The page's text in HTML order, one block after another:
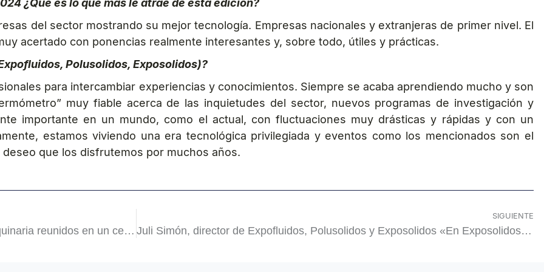
¿Qué es lo que más le atrae de esta edición?
del sector mostrando su mejor tecnología. Empresas nacionales y extranjeras de primer nivel. El
acertado con ponencias realmente interesantes y, sobre todo, útiles y prácticas.
Polusolidos, Exposolidos)?
para intercambiar experiencias y conocimientos. Siempre se acaba aprendiendo mucho y son
muy fiable acerca de las inquietudes del sector, nuevos programas de investigación y
importante en un mundo, como el actual, con fluctuaciones muy drásticas y rápidas y con un
estamos viviendo una era tecnológica privilegiada y eventos como los mencionados son el
que los disfrutemos por muchos años.
Las últimas novedades y los mejores productos y maquinaria reunidos en un certamen único
SIGUIENTE
Juli Simón, director de Expofluidos, Polusolidos y Exposolidos «En Exposolidos, Expofluidos y Polusolidos hay la mejor oferta tecnológica del mercado y en los stands atienden los mejores expertos del mundo»